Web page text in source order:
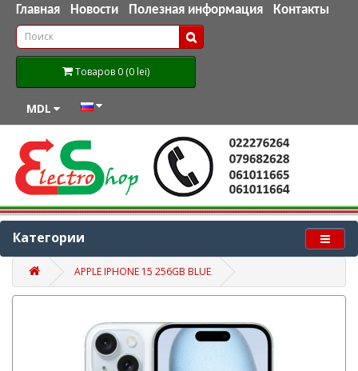
Главная Новости Полезная информация Контакты
Товаров 0 (0 lei)
MDL
Категории
APPLE IPHONE 15 256GB BLUE